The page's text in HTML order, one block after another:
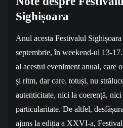
Sighișoara
Anul acesta Festivalul
septembrie, în weekend-ul 13-
al acestui eveniment anual, care
și ritm, dar care, totuși, nu
autenticitate, nici la coerență,
particularitate. De altfel,
ajuns la ediția a XXVI-a,